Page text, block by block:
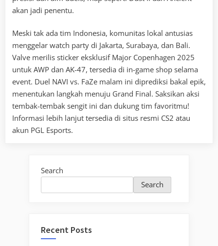
akan jadi penentu.
Meski tak ada tim Indonesia, komunitas lokal antusias
menggelar watch party di Jakarta, Surabaya, dan Bali.
Valve merilis sticker eksklusif Major Copenhagen 2025
untuk AWP dan AK-47, tersedia di in-game shop selama
event. Duel NAVI vs. FaZe malam ini diprediksi bakal epik,
menentukan langkah menuju Grand Final. Saksikan aksi
tembak-tembak sengit ini dan dukung tim favoritmu!
Informasi lebih lanjut tersedia di situs resmi CS2 atau
akun PGL Esports.
Search
Search
Recent Posts